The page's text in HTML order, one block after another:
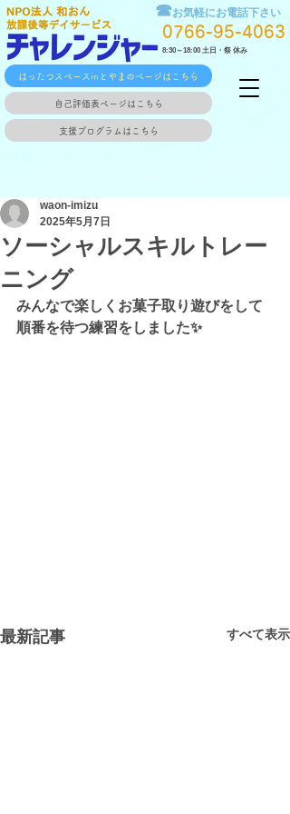
はったつスペースinとやまのページはこちら
☎お気軽にお電話下さい
0766-95-4063
8:30～18:00 土日・祭 休み
自己評価表ページはこちら
支援プログラムはこちら
ソーシャルスキルトレー
ニング
waon-imizu
2025年5月7日
みんなで楽しくお菓子取り遊びをして
順番を待つ練習をしました✨
最新記事 すべて表示